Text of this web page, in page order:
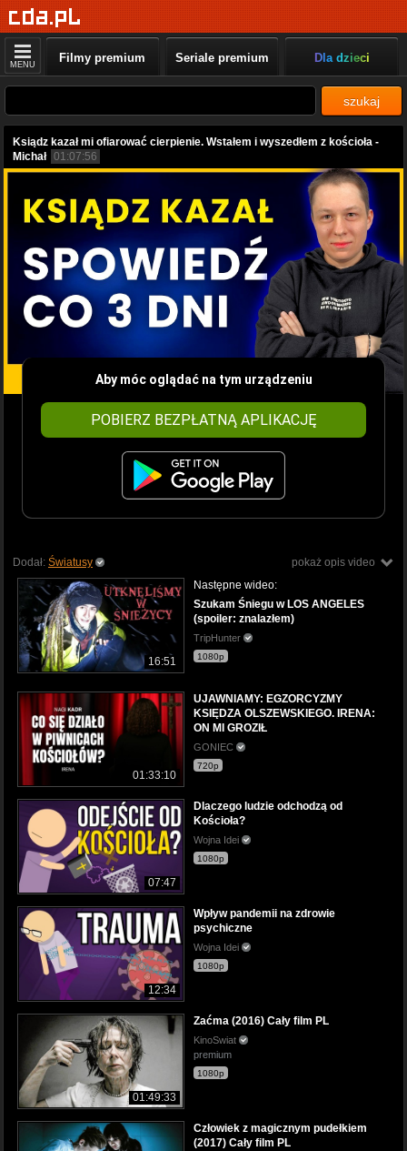
MENU Filmy premium Seriale premium Dla dzieci
szukaj
Ksiądz kazał mi ofiarować cierpienie. Wstałem i wyszedłem z kościoła -
Michał 01:07:56
Aby móc oglądać na tym urządzeniu
POBIERZ BEZPŁATNĄ APLIKACJĘ
pokaż opis video
Dodał: Światusy
16:51
Następne wideo:
Szukam Śniegu w LOS ANGELES
(spoiler: znalazłem)
TripHunter
1080p
01:33:10
UJAWNIAMY: EGZORCYZMY
KSIĘDZA OLSZEWSKIEGO. IRENA:
ON MI GROZIŁ
GONIEC
720p
07:47
Dlaczego ludzie odchodzą od
Kościoła?
Wojna Idei
1080p
12:34
Wpływ pandemii na zdrowie
psychiczne
Wojna Idei
1080p
01:49:33
Zaćma (2016) Cały film PL
KinoSwiat
premium
1080p
Człowiek z magicznym pudełkiem
(2017) Cały film PL